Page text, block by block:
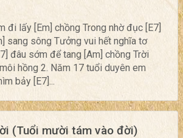
đi lấy [Em] chồng Trong nhờ đục [E7]
sang sông Tưởng vui hết nghĩa tơ
đâu sớm để tang [Am] chồng Trời
hồng 2. Năm 17 tuổi duyên em
bảy [E7]...
(Tuổi mười tám vào đời)